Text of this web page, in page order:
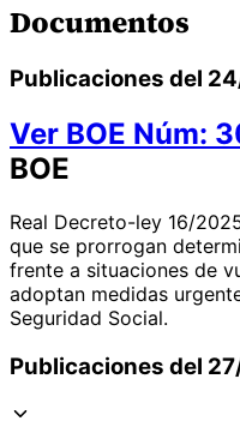
Documentos
Publicaciones del
Ver BOE Núm:
BOE
Real Decreto-ley 16/
que se prorrogan
frente a situaciones de
adoptan medidas
Seguridad Social.
Publicaciones del